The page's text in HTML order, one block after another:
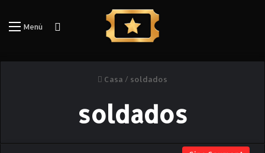
Menú Iniciar Sesión
Casa / soldados
soldados